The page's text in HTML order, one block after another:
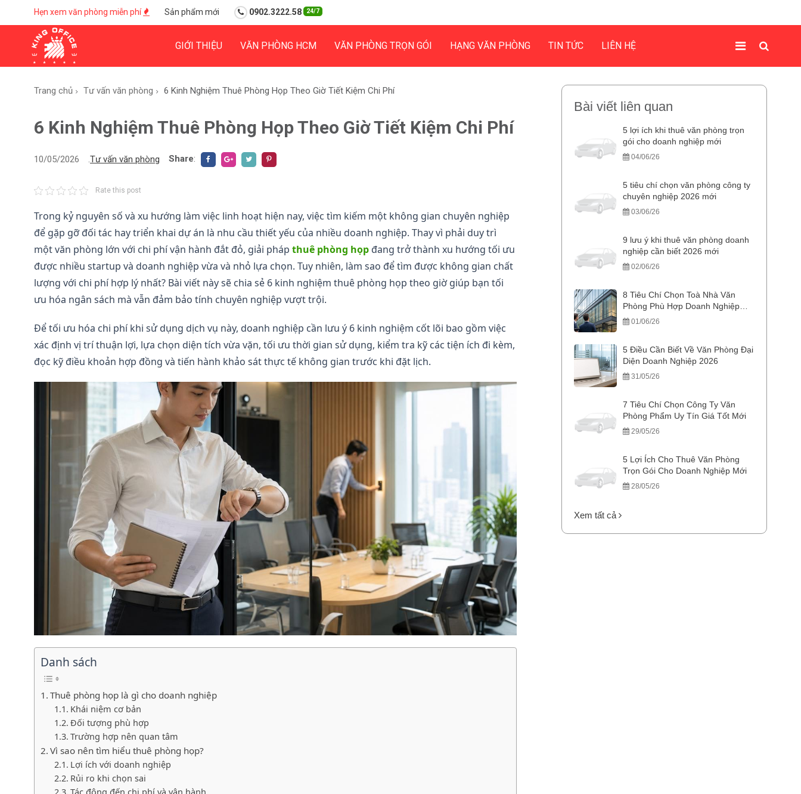
Hẹn xem văn phòng miễn phí Sản phẩm mới 0902.3222.58 24/7
GIỚI THIỆU VĂN PHÒNG HCM VĂN PHÒNG TRỌN GÓI HẠNG VĂN PHÒNG TIN TỨC LIÊN HỆ
Trang chủ Tư vấn văn phòng 6 Kinh Nghiệm Thuê Phòng Họp Theo Giờ Tiết Kiệm Chi Phí
6 Kinh Nghiệm Thuê Phòng Họp Theo Giờ Tiết Kiệm Chi Phí
10/05/2026 .Tư vấn văn phòng Share:
Rate this post
Trong kỷ nguyên số và xu hướng làm việc linh hoạt hiện nay, việc tìm kiếm một không gian chuyên nghiệp
để gặp gỡ đối tác hay triển khai dự án là nhu cầu thiết yếu của nhiều doanh nghiệp. Thay vì phải duy trì
một văn phòng lớn với chi phí vận hành đắt đỏ, giải pháp thuê phòng họp đang trở thành xu hướng tối ưu
được nhiều startup và doanh nghiệp vừa và nhỏ lựa chọn. Tuy nhiên, làm sao để tìm được không gian chất
lượng với chi phí hợp lý nhất? Bài viết này sẽ chia sẻ 6 kinh nghiệm thuê phòng họp theo giờ giúp bạn tối
ưu hóa ngân sách mà vẫn đảm bảo tính chuyên nghiệp vượt trội.
Để tối ưu hóa chi phí khi sử dụng dịch vụ này, doanh nghiệp cần lưu ý 6 kinh nghiệm cốt lõi bao gồm việc
xác định vị trí thuận lợi, lựa chọn diện tích vừa vặn, tối ưu thời gian sử dụng, kiểm tra kỹ các tiện ích đi kèm,
đọc kỹ điều khoản hợp đồng và tiến hành khảo sát thực tế không gian trước khi đặt lịch.
Danh sách
Thuê phòng họp là gì cho doanh nghiệp
Khái niệm cơ bản
Đối tượng phù hợp
Trường hợp nên quan tâm
Vì sao nên tìm hiểu thuê phòng họp?
Lợi ích với doanh nghiệp
Rủi ro khi chọn sai
Bài viết liên quan
5 lợi ích khi thuê văn phòng trọn
gói cho doanh nghiệp mới
04/06/26
5 tiêu chí chọn văn phòng công ty
chuyên nghiệp 2026 mới
03/06/26
9 lưu ý khi thuê văn phòng doanh
nghiệp cần biết 2026 mới
02/06/26
8 Tiêu Chí Chọn Toà Nhà Văn
Phòng Phù Hợp Doanh Nghiệp
Mới01/06/26
5 Điều Cần Biết Về Văn Phòng Đại
Diện Doanh Nghiệp 2026
31/05/26
7 Tiêu Chí Chọn Công Ty Văn
Phòng Phẩm Uy Tín Giá Tốt Mới
29/05/26
5 Lợi Ích Cho Thuê Văn Phòng
Trọn Gói Cho Doanh Nghiệp Mới
28/05/26
Xem tất cả